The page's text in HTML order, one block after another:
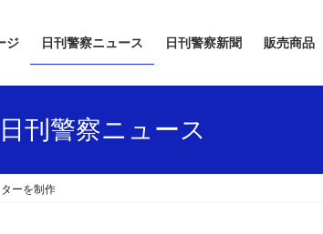
ジ 日刊警察ニュース 日刊警察新聞 販売商品
日刊警察ニュース
ーを制作